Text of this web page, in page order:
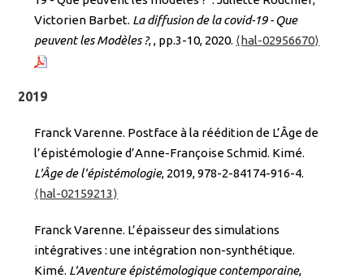
Victorien Barbet. La diffusion de la covid-19 - Que
peuvent les Modèles ?,, pp.3-10, 2020. ⟨hal-02956670⟩
2019
Franck Varenne. Postface à la réédition de L’Âge de
l’épistémologie d’Anne-Françoise Schmid. Kimé.
L'Âge de l'épistémologie, 2019, 978-2-84174-916-4.
⟨hal-02159213⟩
Franck Varenne. L’épaisseur des simulations
intégratives : une intégration non-synthétique.
Kimé. L'Aventure épistémologique contemporaine,